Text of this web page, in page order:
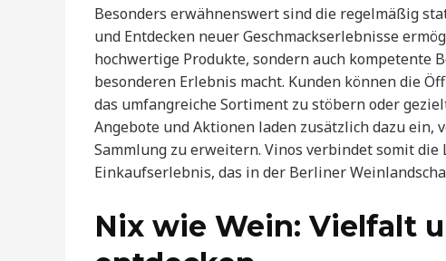
Besonders erwähnenswert sind die regelmäßig
und Entdecken neuer Geschmackserlebnisse
hochwertige Produkte, sondern auch kompetente
besonderen Erlebnis macht. Kunden können die
das umfangreiche Sortiment zu stöbern oder
Angebote und Aktionen laden zusätzlich dazu ein,
Sammlung zu erweitern. Vinos verbindet somit
Einkaufserlebnis, das in der Berliner
Nix wie Wein: Vielfalt